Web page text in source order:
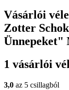
Vásárlói
Zotter
Ünnepeket"
1 vásárlói
3,0 az 5 csillagból